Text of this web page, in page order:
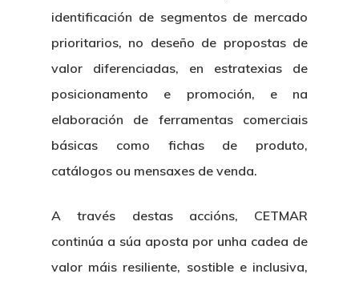
identificación de segmentos de mercado
prioritarios, no deseño de propostas de
valor diferenciadas, en estratexias de
posicionamento e promoción, e na
elaboración de ferramentas comerciais
básicas como fichas de produto,
catálogos ou mensaxes de venda.
A través destas accións, CETMAR
continúa a súa aposta por unha cadea de
valor máis resiliente, sostible e inclusiva,